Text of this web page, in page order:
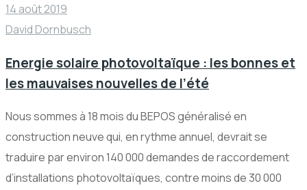
14 août 2019
David Dornbusch
Energie solaire photovoltaïque : les bonnes et
les mauvaises nouvelles de l’été
Nous sommes à 18 mois du BEPOS généralisé en
construction neuve qui, en rythme annuel, devrait se
traduire par environ 140 000 demandes de raccordement
d’installations photovoltaïques, contre moins de 30 000